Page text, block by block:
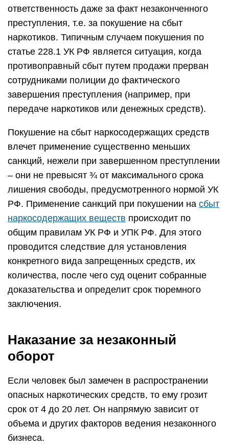
ответственность даже за факт незаконченного
преступления, т.е. за покушение на сбыт
наркотиков. Типичным случаем покушения по
статье 228.1 УК РФ является ситуация, когда
противоправный сбыт путем продажи прерван
сотрудниками полиции до фактического
завершения преступления (например, при
передаче наркотиков или денежных средств).
Покушение на сбыт наркосодержащих средств
влечет применение существенно меньших
санкций, нежели при завершенном преступлении
– они не превысят ¾ от максимального срока
лишения свободы, предусмотренного нормой УК
РФ. Применение санкций при покушении на сбыт
наркосодержащих веществ происходит по
общим правилам УК РФ и УПК РФ. Для этого
проводится следствие для установления
конкретного вида запрещенных средств, их
количества, после чего суд оценит собранные
доказательства и определит срок тюремного
заключения.
Наказание за незаконный
оборот
Если человек был замечен в распространении
опасных наркотических средств, то ему грозит
срок от 4 до 20 лет. Он напрямую зависит от
объема и других факторов ведения незаконного
бизнеса.